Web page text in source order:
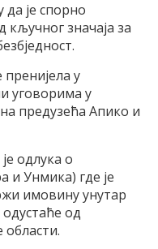
је спорно
значаја за
пренијела у
уговорима у
предузећа Апико и
одлука о
и Унмика) где је
имовину унутар
од